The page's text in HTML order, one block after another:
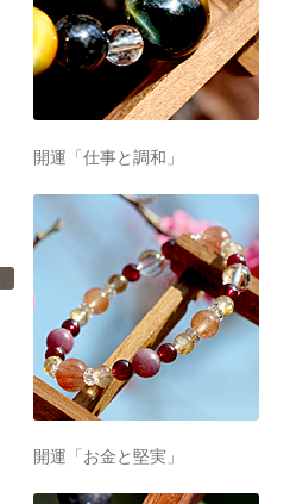
開運「仕事と調和」
開運「お金と堅実」